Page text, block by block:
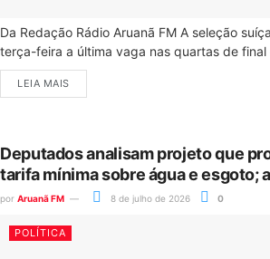
Da Redação Rádio Aruanã FM A seleção
terça-feira a última vaga nas quartas de final
LEIA MAIS
Deputados analisam projeto que
tarifa mínima sobre água e esgoto;
por Aruanã FM 8 de julho de 2026 0
POLÍTICA